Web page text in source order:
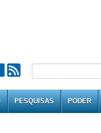
PESQUISAS PODER